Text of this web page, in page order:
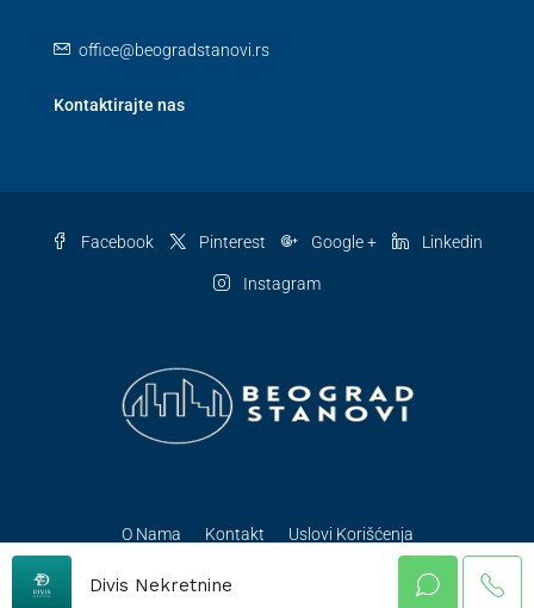
office@beogradstanovi.rs
Kontaktirajte nas
Facebook Pinterest Google + Linkedin
Instagram
O Nama Kontakt Uslovi Korišćenja
© BeogradStanovi - Sva prava zadržana
Divis Nekretnine